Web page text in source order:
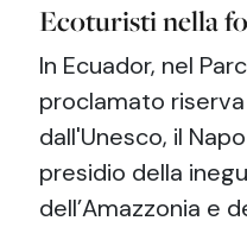
Ecoturisti nella
In Ecuador, nel
proclamato
dall'Unesco, il
presidio della
dell’Amazzonia e